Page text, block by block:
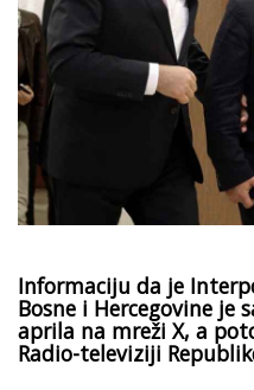
Informaciju da je
Bosne i Hercegovine je
aprila na mreži X, a
Radio-televiziji